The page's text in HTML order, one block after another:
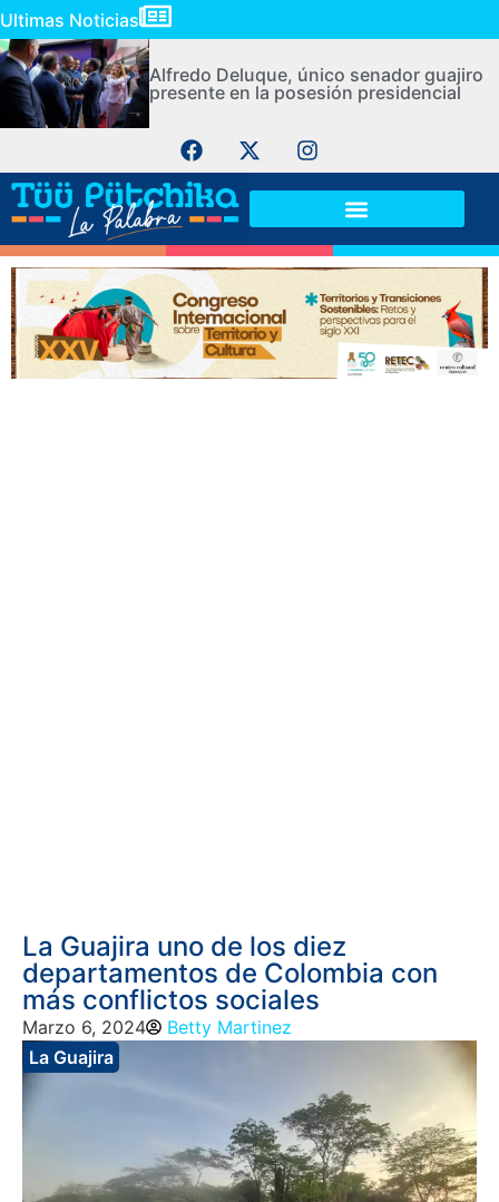
Ultimas Noticias
Alfredo Deluque, único senador guajiro
presente en la posesión presidencial
La Guajira uno de los diez
departamentos de Colombia con
más conflictos sociales
Marzo 6, 2024
Betty Martinez
La Guajira